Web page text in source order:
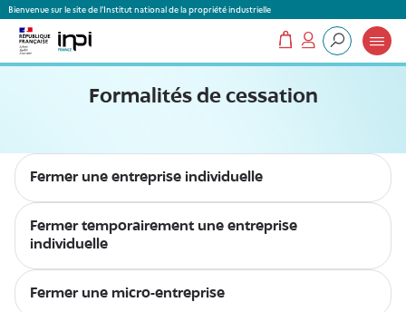
Bienvenue sur le site de l'Institut national de la propriété industrielle
Que recherchez-vous ?
Mon compte
Mon panier
Formalités de cessation
Fermer une entreprise individuelle
Fermer temporairement une entreprise
individuelle
Fermer une micro-entreprise
Panneau de gestion des cookies